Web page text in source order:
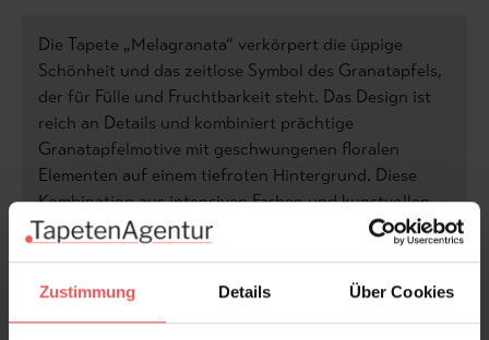
Zustimmung Details Über Cookies
Die Tapete „Melagranata“ verkörpert die üppige
Schönheit und das zeitlose Symbol des Granatapfels,
der für Fülle und Fruchtbarkeit steht. Das Design ist
reich an Details und kombiniert prächtige
Granatapfelmotive mit geschwungenen floralen
Elementen auf einem tiefroten Hintergrund. Diese
Kombination aus intensiven Farben und kunstvollen
Mustern bringt Eleganz und Wärme in jeden Raum.